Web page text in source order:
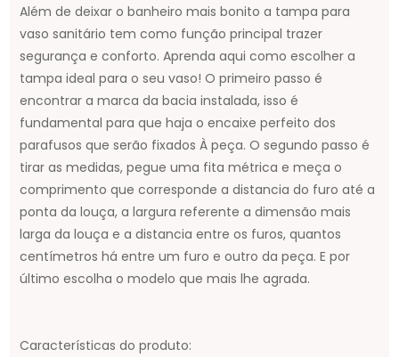
Além de deixar o banheiro mais bonito a tampa para
vaso sanitário tem como função principal trazer
segurança e conforto. Aprenda aqui como escolher a
tampa ideal para o seu vaso! O primeiro passo é
encontrar a marca da bacia instalada, isso é
fundamental para que haja o encaixe perfeito dos
parafusos que serão fixados À peça. O segundo passo é
tirar as medidas, pegue uma fita métrica e meça o
comprimento que corresponde a distancia do furo até a
ponta da louça, a largura referente a dimensão mais
larga da louça e a distancia entre os furos, quantos
centímetros há entre um furo e outro da peça. E por
último escolha o modelo que mais lhe agrada.
Características do produto: